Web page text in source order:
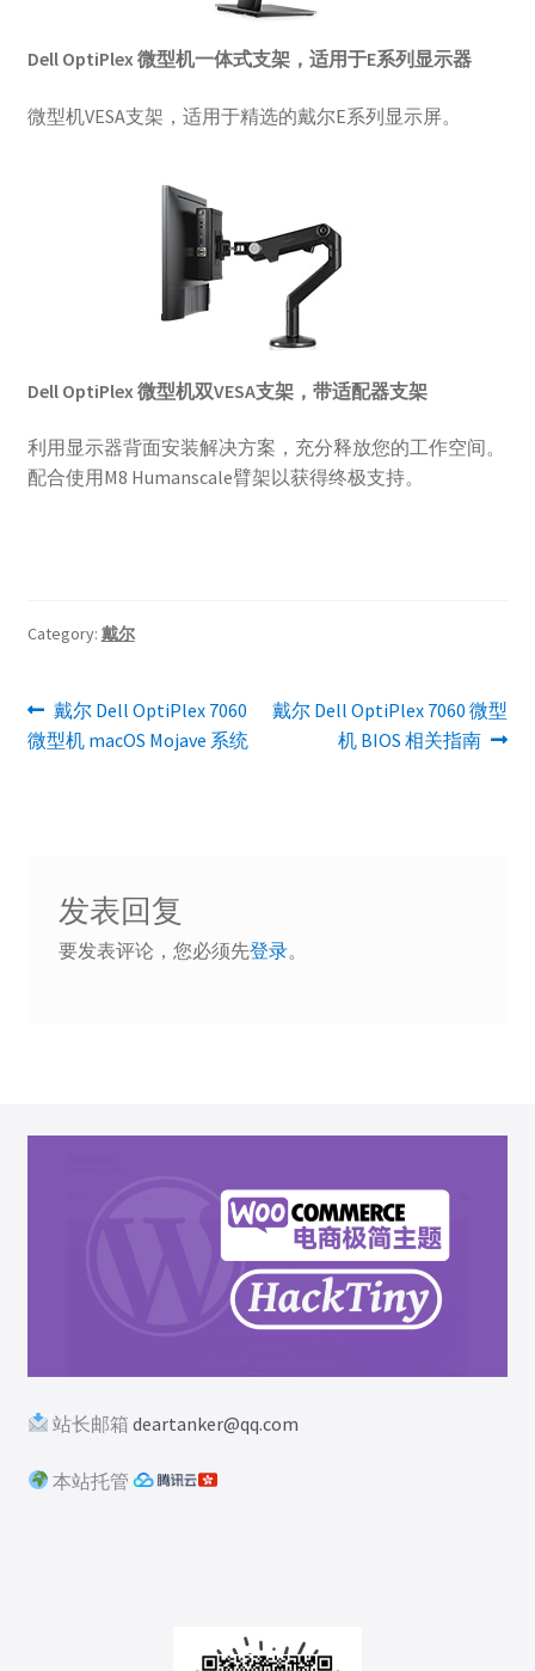
Dell OptiPlex 微型机一体式支架，适用于E系列显示器
微型机VESA支架，适用于精选的戴尔E系列显示屏。
Dell OptiPlex 微型机双VESA支架，带适配器支架
利用显示器背面安装解决方案，充分释放您的工作空间。
配合使用M8 Humanscale臂架以获得终极支持。
Category: 戴尔
文
章
Previous
post:
戴尔 Dell OptiPlex 7060
微型机 macOS Mojave 系统
Next
戴尔 Dell OptiPlex 7060 微型
机 BIOS 相关指南
发表回复
要发表评论，您必须先登录。
站长邮箱 deartanker@qq.com
本站托管